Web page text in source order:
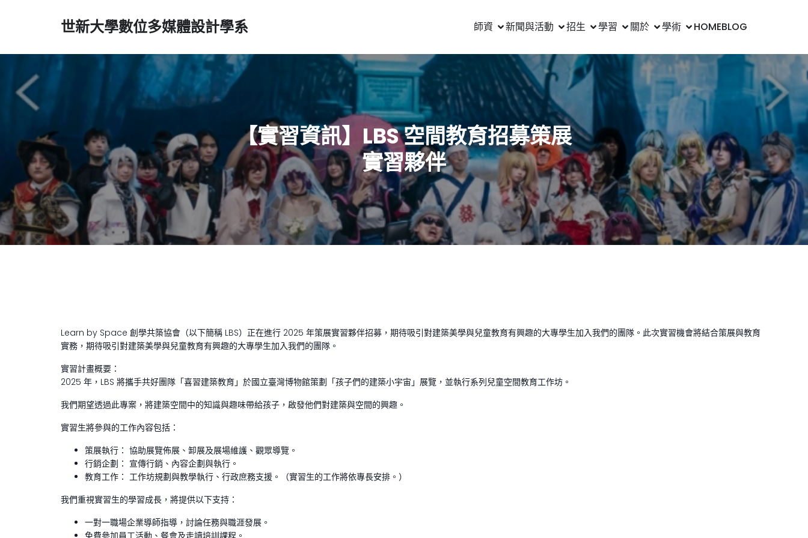
世新大學數位多媒體設計學系 師資 新聞與活動 招生 學習 關於 學術 HOMEBLOG
【實習資訊】LBS 空間教育招募策展
實習夥伴
Learn by Space 創學共築協會（以下簡稱 LBS）正在進行 2025 年策展實習夥伴招募，期待吸引對建築美學與兒童教育有興趣的大專學生加入我們的團隊。此次實習機會將結合策展與教育
實務，期待吸引對建築美學與兒童教育有興趣的大專學生加入我們的團隊。
實習計畫概要：
2025 年，LBS 將攜手共好團隊「喜習建築教育」於國立臺灣博物館策劃「孩子們的建築小宇宙」展覽，並執行系列兒童空間教育工作坊。
我們期望透過此專案，將建築空間中的知識與趣味帶給孩子，啟發他們對建築與空間的興趣。
實習生將參與的工作內容包括：
策展執行： 協助展覽佈展、卸展及展場維護、觀眾導覽。
行銷企劃： 宣傳行銷、內容企劃與執行。
教育工作： 工作坊規劃與教學執行、行政庶務支援。（實習生的工作將依專長安排。）
我們重視實習生的學習成長，將提供以下支持：
一對一職場企業導師指導，討論任務與職涯發展。
免費參加員工活動、餐會及走讀培訓課程。